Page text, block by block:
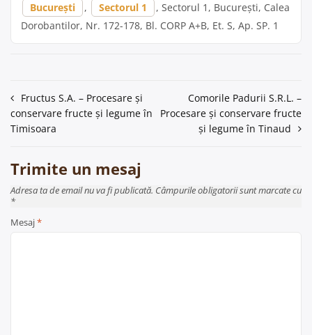
București , Sectorul 1
, Sectorul 1, București, Calea
Dorobantilor, Nr. 172-178, Bl. CORP A+B, Et. S, Ap. SP. 1
Navigare
în
Fructus S.A. – Procesare și
conservare fructe și legume în
Timisoara
Comorile Padurii S.R.L. –
Procesare și conservare fructe
și legume în Tinaud
Trimite un mesaj
Adresa ta de email nu va fi publicată. Câmpurile obligatorii sunt marcate cu
*
Mesaj*